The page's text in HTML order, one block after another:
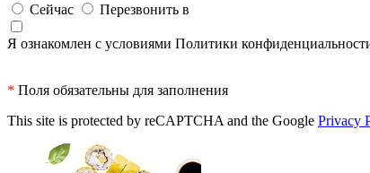
Сейчас
Перезвонить в
Я ознакомлен с условиями Политики
* Поля обязательны для заполнения
This site is protected by reCAPTCHA and the Google Privacy